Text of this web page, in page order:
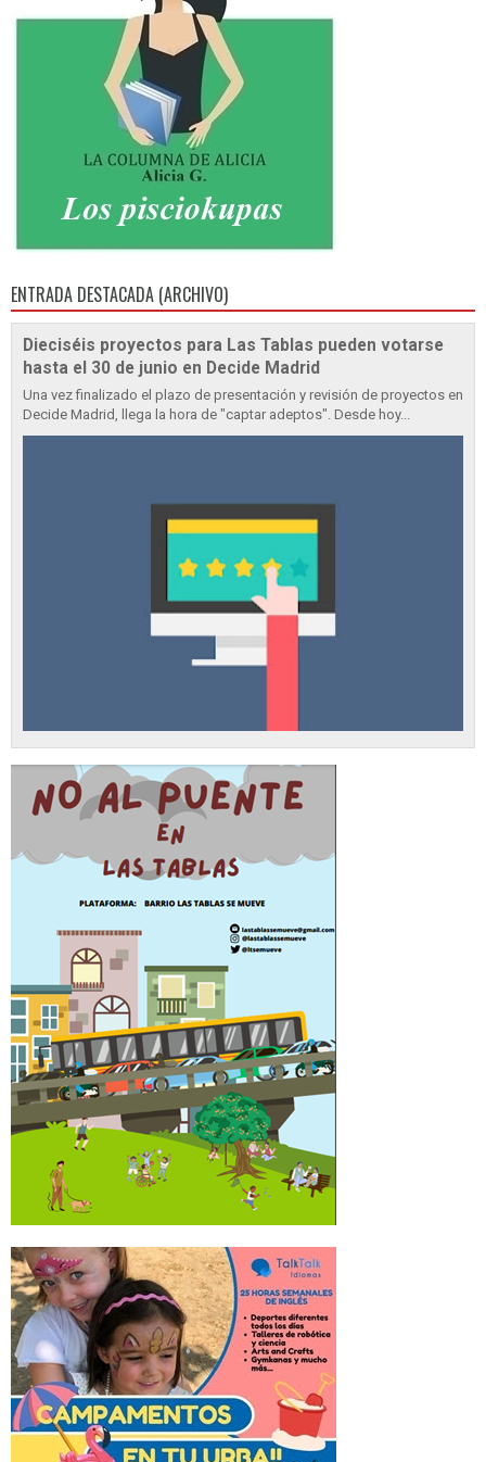
ENTRADA DESTACADA (ARCHIVO)
Dieciséis proyectos para Las Tablas pueden votarse
hasta el 30 de junio en Decide Madrid
Una vez finalizado el plazo de presentación y revisión de proyectos en
Decide Madrid, llega la hora de "captar adeptos". Desde hoy...